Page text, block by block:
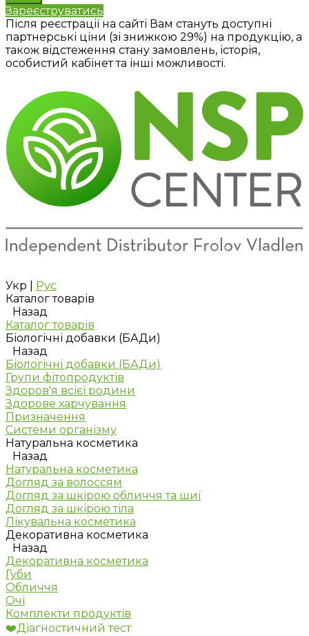
Зареєструватись
Після реєстрації на сайті Вам стануть доступні
партнерські ціни (зі знижкою 29%) на продукцію, а
також відстеження стану замовлень, історія,
особистий кабінет та інші можливості.
Укр
Рус
Каталог товарів
Назад
Каталог товарів
Біологічні добавки (БАДи)
Назад
Біологічні добавки (БАДи)
Групи фітопродуктів
Здоров'я всієї родини
Здорове харчування
Призначення
Системи організму
Натуральна косметика
Назад
Натуральна косметика
Догляд за волоссям
Догляд за шкірою обличчя та шиї
Догляд за шкірою тіла
Лікувальна косметика
Декоративна косметика
Назад
Декоративна косметика
Губи
Обличчя
Очі
Комплекти продуктів
❤️Діагностичний тест